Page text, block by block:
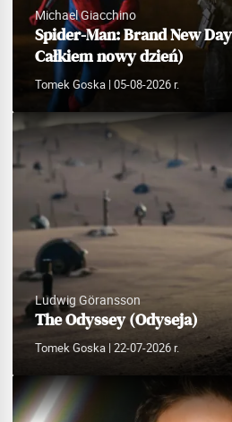
Michael Giacchino
Spider-Man: Brand New
Całkiem nowy dzień)
Tomek Goska| 05-08-2026 r.
Ludwig Göransson
The Odyssey (Odyseja)
Tomek Goska| 22-07-2026 r.